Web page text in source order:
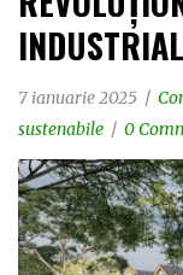
7 ianuarie 2025
sustenabile
0